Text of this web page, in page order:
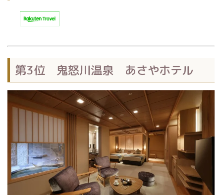
第3位 鬼怒川温泉 あさやホテル